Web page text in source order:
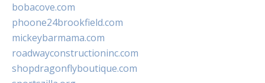
bobacove.com
phoone24brookfield.com
mickeybarmama.com
roadwayconstructioninc.com
shopdragonflyboutique.com